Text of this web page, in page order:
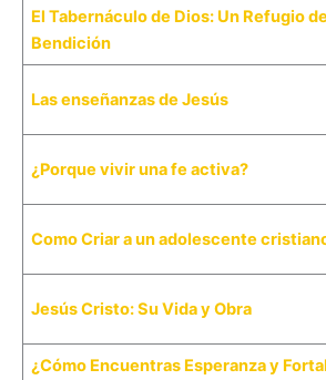
El Tabernáculo de Dios: Un Refugio
Bendición
Las enseñanzas de Jesús
¿Porque vivir una fe activa?
Como Criar a un adolescente
Jesús Cristo: Su Vida y Obra
¿Cómo Encuentras Esperanza y